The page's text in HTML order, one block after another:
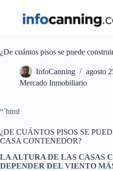
¿De cuántos pisos se puede
InfoCanning
agosto
Mercado Inmobiliario
“`html
¿DE CUÁNTOS PISOS SE
CASA CONTENEDOR?
LA ALTURA DE LAS CASAS
DEPENDER DEL VIENTO